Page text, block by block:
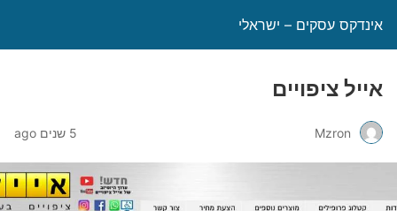
אינדקס עסקים – ישראלי
אייל ציפויים
Mzron 5 שנים ago